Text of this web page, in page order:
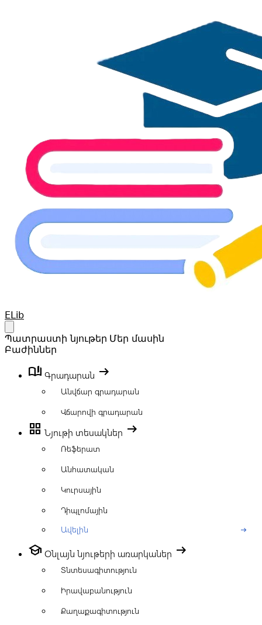
Your Company
ELib
Պատրաստի նյութեր Մեր մասին
Բաժիններ
book_ribbon Գրադարան arrow_right_alt
Անվճար գրադարան
Վճարովի գրադարան
grid_view Նյութի տեսակներ arrow_right_alt
Ռեֆերատ
Անհատական
Կուրսային
Դիպլոմային
Ավելին
arrow_right_alt
school Օնլայն նյութերի առարկաներ arrow_right_alt
Տնտեսագիտություն
Իրավաբանություն
Քաղաքագիտություն